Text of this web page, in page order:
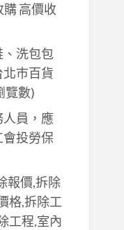
高價收
洗包包
巿百貨
覽數)
員，應
投勞保
報價,拆除
格,拆除工
工程,室內